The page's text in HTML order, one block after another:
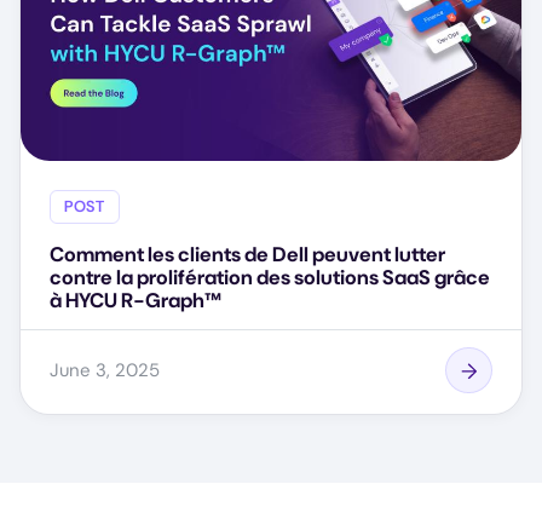
POST
Comment les clients de Dell peuvent lutter
contre la prolifération des solutions SaaS grâce
à HYCU R-Graph™
June 3, 2025